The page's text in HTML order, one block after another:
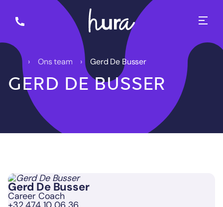
Ons team Gerd De Busser
GERD DE BUSSER
Gerd De Busser
Career Coach